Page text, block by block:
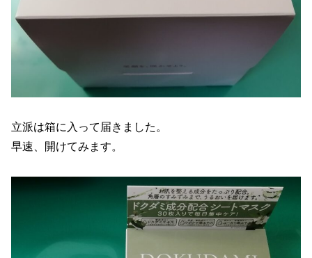
立派は箱に入って届きました。
早速、開けてみます。